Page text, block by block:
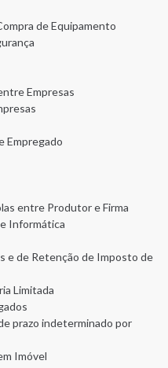
de Equipamento
Empresas
Empregado
entre Produtor e Firma
Informática
e de Retenção de Imposto de
Limitada
prazo indeterminado por
Imóvel